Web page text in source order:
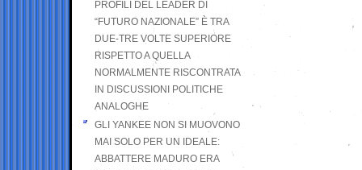
PROFILI DEL LEADER DI
“FUTURO NAZIONALE” È TRA
DUE-TRE VOLTE SUPERIORE
RISPETTO A QUELLA
NORMALMENTE RISCONTRATA
IN DISCUSSIONI POLITICHE
ANALOGHE
GLI YANKEE NON SI MUOVONO
MAI SOLO PER UN IDEALE:
ABBATTERE MADURO ERA